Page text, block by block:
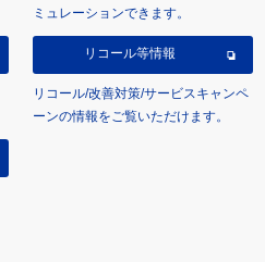
ミュレーションできます。
リコール等情報
リコール/改善対策/サービスキャンペ
ーンの情報をご覧いただけます。